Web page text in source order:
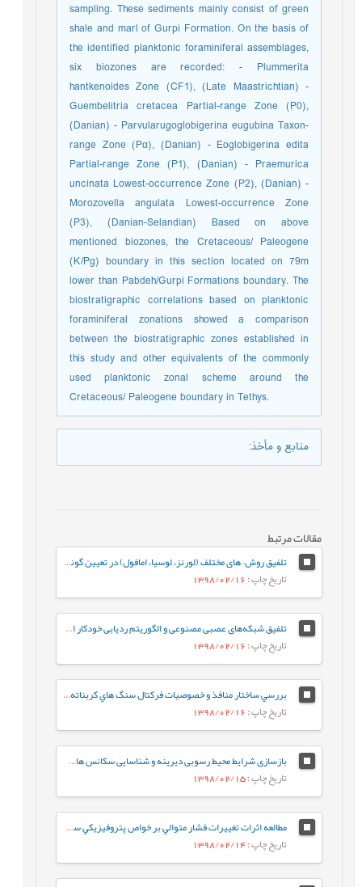
sampling. These sediments mainly consist of green
shale and marl of Gurpi Formation. On the basis of
the identified planktonic foraminiferal assemblages,
six biozones are recorded: - Plummerita
hantkenoides Zone (CF1), (Late Maastrichtian) -
Guembelitria cretacea Partial-range Zone (P0),
(Danian) - Parvularugoglobigerina eugubina Taxon-
range Zone (Pα), (Danian) - Eoglobigerina edita
Partial-range Zone (P1), (Danian) - Praemurica
uncinata Lowest-occurrence Zone (P2), (Danian) -
Morozovella angulata Lowest-occurrence Zone
(P3), (Danian-Selandian) Based on above
mentioned biozones, the Cretaceous/ Paleogene
(K/Pg) boundary in this section located on 79m
lower than Pabdeh/Gurpi Formations boundary. The
biostratigraphic correlations based on planktonic
foraminiferal zonations showed a comparison
between the biostratigraphic zones established in
this study and other equivalents of the commonly
used planktonic zonal scheme around the
Cretaceous/ Paleogene boundary in Tethys.
منابع و مأخذ:
مقالات مرتبط
تلفیق روش¬های مختلف (لورنز، لوسیا، امافول) در تعیین گونه های سنگی و واحدهای جریانی در سازند رازک با سن میوسن پایینی در میدان گازی سرخون، حوضه رسوبی زاگرس، جنوب شرقی ایران
تاریخ چاپ: 1398/02/16
تلفیق شبکه‌های عصبی مصنوعی و الگوریتم ردیابی خودکار احتمال گسل نازک شده، جهت شناسایی، تفسیر و استخراج گسل‌ها
تاریخ چاپ: 1398/02/16
بررسي ساختار منافذ و خصوصيات فرکتال سنگ هاي کربناته ريز دانه‌ي گرو و سرگلو با استفاده از آناليز جذب در فشار پايين نيتروژن
تاریخ چاپ: 1398/02/16
بازسازی شرایط محیط رسوبی دیرینه و شناسایی سکانس های رسوبی موجود در سازند قم براساس میکروفاسیس¬ها در ناحیه کهک (جنوب غرب قم)
تاریخ چاپ: 1398/02/15
مطالعه اثرات تغييرات فشار متوالي بر خواص پتروفيزيکي سنگ مخازن کربناته
تاریخ چاپ: 1398/02/14